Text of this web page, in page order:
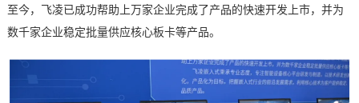
至今，飞凌已成功帮助上万家企业完成了产品的快速开发上市，并为
数千家企业稳定批量供应核心板卡等产品。